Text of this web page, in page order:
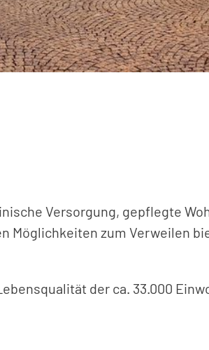
Versorgung, gepflegte
Möglichkeiten zum Verweilen
der ca. 33.000